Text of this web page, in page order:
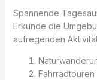
Spannende
Erkunde die
aufregenden
Fahrradtouren